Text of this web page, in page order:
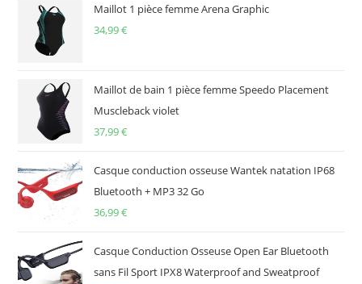
Maillot 1 pièce femme Arena Graphic
34,99€
Maillot de bain 1 pièce femme Speedo Placement
Muscleback violet
37,99€
Casque conduction osseuse Wantek natation IP68
Bluetooth + MP3 32 Go
36,99€
Casque Conduction Osseuse Open Ear Bluetooth
sans Fil Sport IPX8 Waterproof and Sweatproof